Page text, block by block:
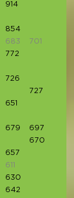
914
854
683 701
772
726
727
651
679 697
670
657
611
630
642